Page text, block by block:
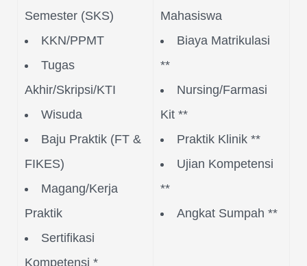
Semester (SKS)
KKN/PPMT
Tugas
Akhir/Skripsi/KTI
Wisuda
Baju Praktik (FT &
FIKES)
Magang/Kerja
Praktik
Sertifikasi
Kompetensi *
Mahasiswa
Biaya Matrikulasi
**
Nursing/Farmasi
Kit **
Praktik Klinik **
Ujian Kompetensi
**
Angkat Sumpah **